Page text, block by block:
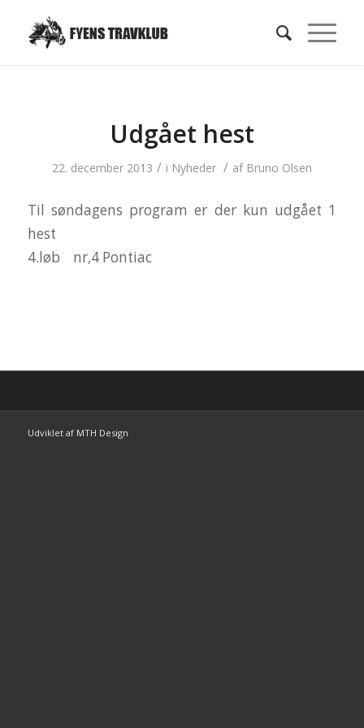
Udgået hest
22. december 2013 / i Nyheder / af Bruno Olsen
Til søndagens program er der kun udgået 1
hest
4.løb nr,4 Pontiac
Udviklet af MTH Design